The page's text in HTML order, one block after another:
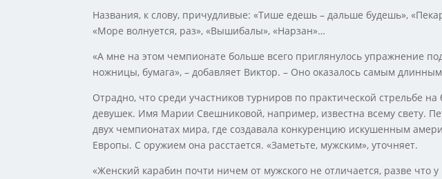
Названия, к слову, причудливые: «Тише едешь – дальше будешь»,
«Море волнуется, раз», «Вышибалы», «Нарзан»…
«А мне на этом чемпионате больше всего приглянулось упражнение
ножницы, бумага», – добавляет Виктор. – Оно оказалось самым
Отрадно, что среди участников турниров по практической стрельбе
девушек. Имя Марии Свешниковой, например, известна всему свету.
двух чемпионатах мира, где создавала конкуренцию искушенным
Европы. С оружием она расстается. «Заметьте, мужским», уточняет.
«Женский карабин почти ничем от мужского не отличается, разве что